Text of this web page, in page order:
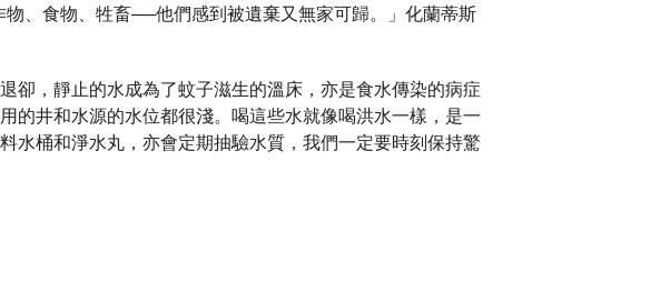
、食物、牲畜──他們感到被遺棄又無家可歸。」化蘭蒂斯
卻，靜止的水成為了蚊子滋生的溫床，亦是食水傳染的病症
的井和水源的水位都很淺。喝這些水就像喝洪水一樣，是一
水桶和淨水丸，亦會定期抽驗水質，我們一定要時刻保持驚